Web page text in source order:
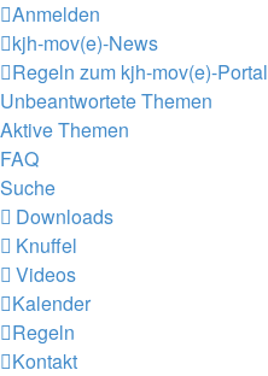
Anmelden
kjh-mov(e)-News
Regeln zum kjh-mov(e)-Portal
Unbeantwortete Themen
Aktive Themen
FAQ
Suche
Downloads
Knuffel
Videos
Kalender
Regeln
Kontakt